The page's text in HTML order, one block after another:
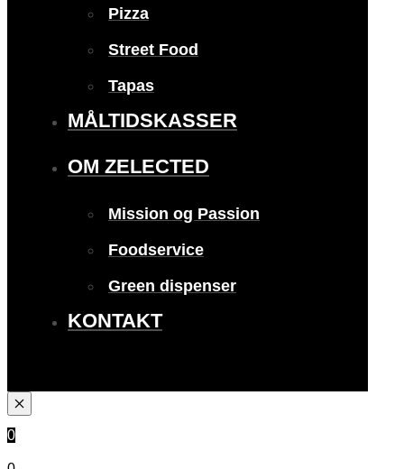
Pizza
Street Food
Tapas
MÅLTIDSKASSER
OM ZELECTED
Mission og Passion
Foodservice
Green dispenser
KONTAKT
0